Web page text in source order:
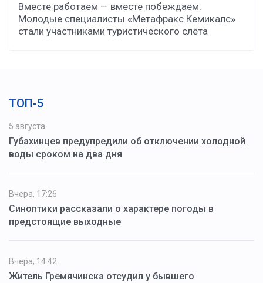
Вместе работаем — вместе побеждаем.
Молодые специалисты «Метафракс Кемикалс»
стали участниками туристического слёта
ТОП-5
5 августа
Губахинцев предупредили об отключении холодной
воды сроком на два дня
Вчера, 17:26
Синоптики рассказали о характере погоды в
предстоящие выходные
Вчера, 14:42
Житель Гремячинска отсудил у бывшего